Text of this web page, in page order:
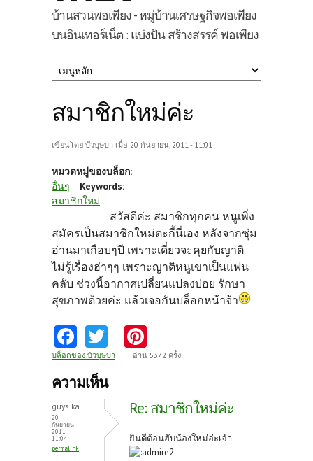
บ้านสวนพอเพียง - หมู่บ้านเศรษฐกิจพอเพียง
บนอินเทอร์เน็ต : แบ่งปัน สร้างสรรค์ พอเพียง
สมาชิกใหม่ค่ะ
เขียนโดย บัวบุษบา เมื่อ 20 กันยายน, 2011 - 11:01
หมวดหมู่ของบล็อก:
อื่นๆ
Keywords:
สมาชิกใหม่
สวัสดีค่ะ สมาชิกทุกคน หนูเพิ่ง
สมัครเป็นสมาชิกใหม่ตะกี้นี่เอง หลังจากซุ่ม
อ่านมาเกือบๆปี เพราะเดี๋ยวจะคุยกับญาติ
ไม่รู้เรื่องฮ่าๆๆ เพราะญาติหนูเขาเป็นแฟน
คลับ ช่วงนี้อากาศเปลี่ยนแปลงบ่อย รักษา
สุขภาพด้วยค่ะ แล้วเจอกันบล็อกหน้าจ้า
Fa
ce
b
o
k
w
itt
nt
es
t
บล็อกของ บัวบุษบา อ่าน 5372 ครั้ง
ความเห็น
guys ka
20
กันยายน,
2011 -
11:04
permalink
Re: สมาชิกใหม่ค่ะ
ยินดีต้อนฮับน้องใหม่อ่ะเจ้า